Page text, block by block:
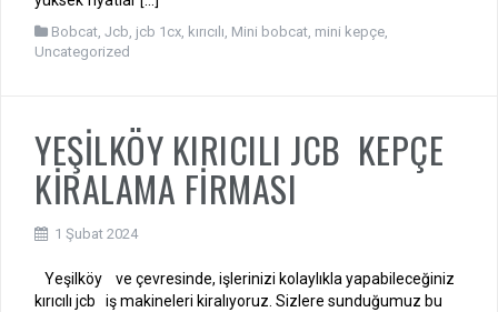
Bobcat Jcb jcb 1cx kırıcılı Mini bobcat mini kepçe
Uncategorized
YEŞİLKÖY KIRICILI JCB KEPÇE
KİRALAMA FİRMASI
1 Şubat 2024
Yeşilköy ve çevresinde, işlerinizi kolaylıkla yapabileceğiniz
kırıcılı jcb iş makineleri kiralıyoruz. Sizlere sunduğumuz bu